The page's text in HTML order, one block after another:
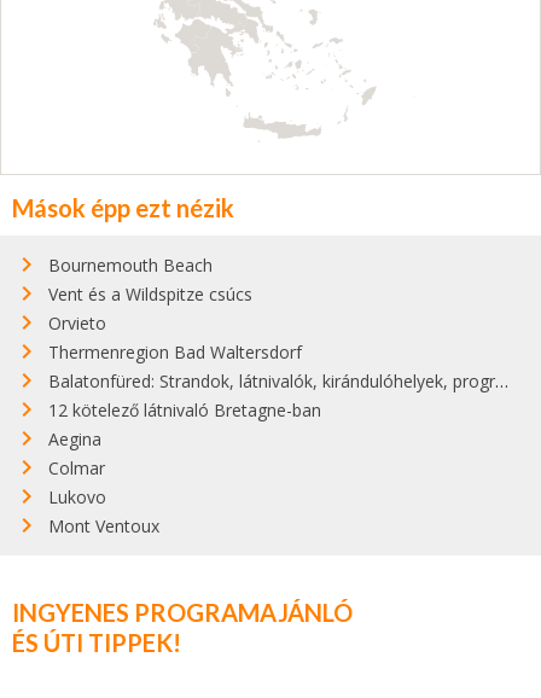
Mások épp ezt nézik
Bournemouth Beach
Vent és a Wildspitze csúcs
Orvieto
Thermenregion Bad Waltersdorf
Balatonfüred: Strandok, látnivalók, kirándulóhelyek, programok
12 kötelező látnivaló Bretagne-ban
Aegina
Colmar
Lukovo
Mont Ventoux
INGYENES PROGRAMAJÁNLÓ
ÉS ÚTI TIPPEK!